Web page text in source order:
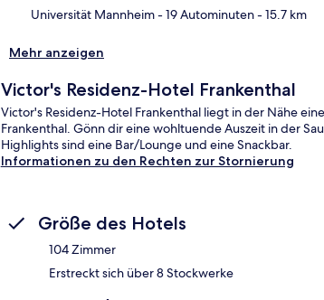
Universität Mannheim- 19 Autominuten- 15.7 km
Mehr anzeigen
Victor's Residenz-Hotel Frankenthal
Victor's Residenz-Hotel Frankenthal liegt in der Nähe
Frankenthal. Gönn dir eine wohltuende Auszeit in der
Highlights sind eine Bar/Lounge und eine Snackbar.
Informationen zu den Rechten zur Stornierung
Größe des Hotels
104 Zimmer
Erstreckt sich über 8 Stockwerke